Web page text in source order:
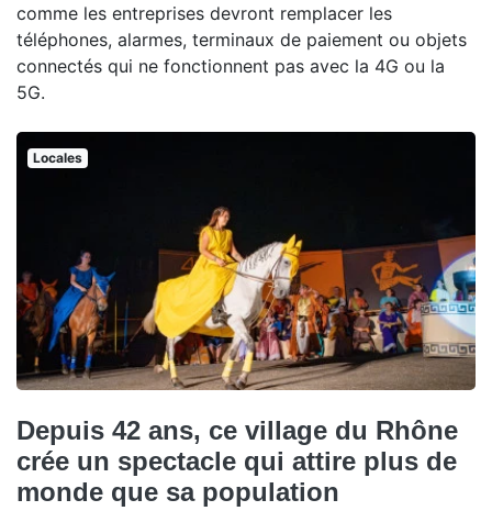
comme les entreprises devront remplacer les
téléphones, alarmes, terminaux de paiement ou objets
connectés qui ne fonctionnent pas avec la 4G ou la
5G.
Locales
Depuis 42 ans, ce village du Rhône
crée un spectacle qui attire plus de
monde que sa population